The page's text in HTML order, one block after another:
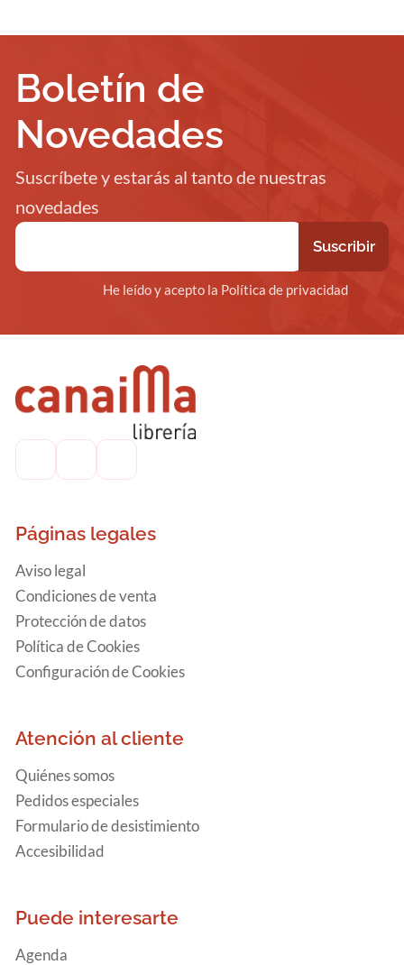
Boletín de
Novedades
Suscríbete y estarás al tanto de nuestras
novedades
He leído y acepto la Política de privacidad
Páginas legales
Aviso legal
Condiciones de venta
Protección de datos
Política de Cookies
Configuración de Cookies
Atención al cliente
Quiénes somos
Pedidos especiales
Formulario de desistimiento
Accesibilidad
Puede interesarte
Agenda